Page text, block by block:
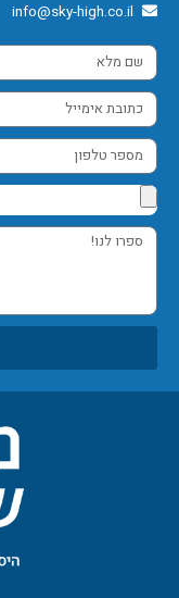
info@sky-high.co.il
שם
מלא
כתובת
אימייל
מספר
טלפון
ספרו